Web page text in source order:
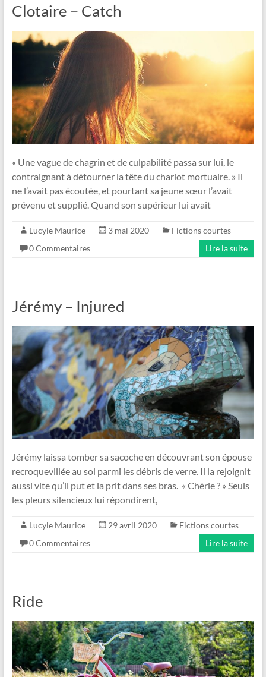
Clotaire – Catch
« Une vague de chagrin et de culpabilité passa sur lui, le
contraignant à détourner la tête du chariot mortuaire. » Il
ne l’avait pas écoutée, et pourtant sa jeune sœur l’avait
prévenu et supplié. Quand son supérieur lui avait
Lucyle Maurice 3 mai 2020
Fictions courtes
0 Commentaires
Lire la suite
Jérémy – Injured
Jérémy laissa tomber sa sacoche en découvrant son épouse
recroquevillée au sol parmi les débris de verre. Il la rejoignit
aussi vite qu’il put et la prit dans ses bras. « Chérie ? » Seuls
les pleurs silencieux lui répondirent,
Lucyle Maurice 29 avril 2020
Fictions courtes
0 Commentaires
Lire la suite
Ride